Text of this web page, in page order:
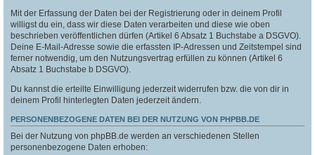
Mit der Erfassung der Daten bei der Registrierung oder in deinem Profil
willigst du ein, dass wir diese Daten verarbeiten und diese wie oben
beschrieben veröffentlichen dürfen (Artikel 6 Absatz 1 Buchstabe a DSGVO).
Deine E-Mail-Adresse sowie die erfassten IP-Adressen und Zeitstempel sind
ferner notwendig, um den Nutzungsvertrag erfüllen zu können (Artikel 6
Absatz 1 Buchstabe b DSGVO).
Du kannst die erteilte Einwilligung jederzeit widerrufen bzw. die von dir in
deinem Profil hinterlegten Daten jederzeit ändern.
PERSONENBEZOGENE DATEN BEI DER NUTZUNG VON PHPBB.DE
Bei der Nutzung von phpBB.de werden an verschiedenen Stellen
personenbezogene Daten erhoben: